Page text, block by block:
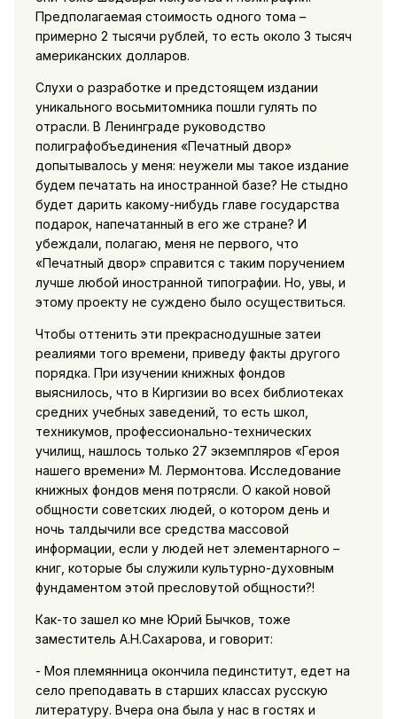
Предполагаемая стоимость одного тома –
примерно 2 тысячи рублей, то есть около 3 тысяч
американских долларов.
Слухи о разработке и предстоящем издании
уникального восьмитомника пошли гулять по
отрасли. В Ленинграде руководство
полиграфобъединения «Печатный двор»
допытывалось у меня: неужели мы такое издание
будем печатать на иностранной базе? Не стыдно
будет дарить какому-нибудь главе государства
подарок, напечатанный в его же стране? И
убеждали, полагаю, меня не первого, что
«Печатный двор» справится с таким поручением
лучше любой иностранной типографии. Но, увы, и
этому проекту не суждено было осуществиться.
Чтобы оттенить эти прекраснодушные затеи
реалиями того времени, приведу факты другого
порядка. При изучении книжных фондов
выяснилось, что в Киргизии во всех библиотеках
средних учебных заведений, то есть школ,
техникумов, профессионально-технических
училищ, нашлось только 27 экземпляров «Героя
нашего времени» М. Лермонтова. Исследование
книжных фондов меня потрясли. О какой новой
общности советских людей, о котором день и
ночь талдычили все средства массовой
информации, если у людей нет элементарного –
книг, которые бы служили культурно-духовным
фундаментом этой пресловутой общности?!
Как-то зашел ко мне Юрий Бычков, тоже
заместитель А.Н.Сахарова, и говорит:
- Моя племянница окончила пединститут, едет на
село преподавать в старших классах русскую
литературу. Вчера она была у нас в гостях и